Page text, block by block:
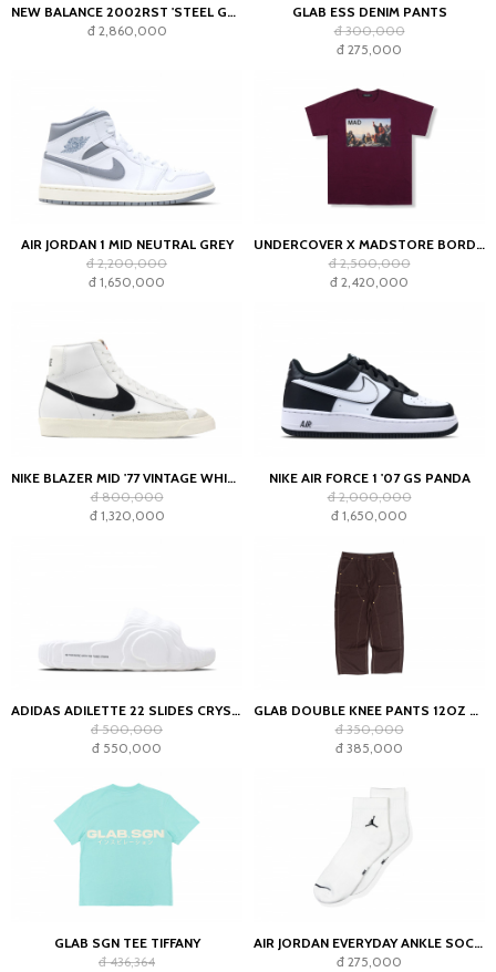
NEW BALANCE 2002RST 'STEEL GREY'
đ 2,860,000
GLAB ESS DENIM PANTS
đ 300,000
đ 275,000
AIR JORDAN 1 MID NEUTRAL GREY
đ 2,200,000
đ 1,650,000
UNDERCOVER X MADSTORE BORDEAUX T-SHIRT
đ 2,500,000
đ 2,420,000
NIKE BLAZER MID '77 VINTAGE WHITE BLACK
đ 800,000
đ 1,320,000
NIKE AIR FORCE 1 '07 GS PANDA
đ 2,000,000
đ 1,650,000
ADIDAS ADILETTE 22 SLIDES CRYSTAL WHITE
đ 500,000
đ 550,000
GLAB DOUBLE KNEE PANTS 12OZ CHOCOLATE
đ 350,000
đ 385,000
GLAB SGN TEE TIFFANY
đ 436,364
AIR JORDAN EVERYDAY ANKLE SOCKS WHITE (2023)
đ 275,000